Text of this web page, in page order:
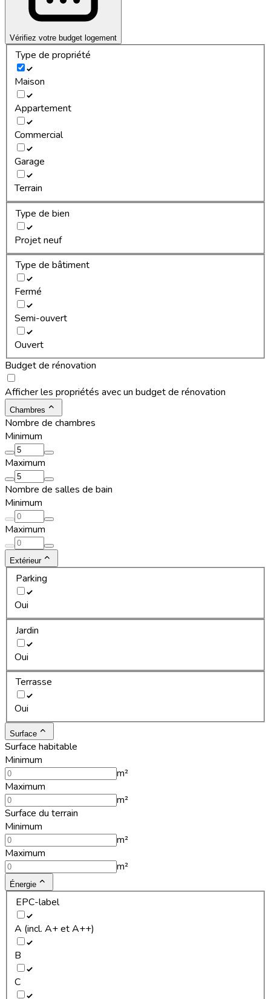
Vérifiez votre budget logement
Type de propriété
Maison
Appartement
Commercial
Garage
Terrain
Type de bien
Projet neuf
Type de bâtiment
Fermé
Semi-ouvert
Ouvert
Budget de rénovation
Afficher les propriétés avec un budget de rénovation
Chambres
Nombre de chambres
Minimum
Maximum
Nombre de salles de bain
Minimum
Maximum
Extérieur
Parking
Oui
Jardin
Oui
Terrasse
Oui
Surface
Surface habitable
Minimum
m²
Maximum
m²
Surface du terrain
Minimum
m²
Maximum
m²
Énergie
EPC-label
A (incl. A+ et A++)
B
C